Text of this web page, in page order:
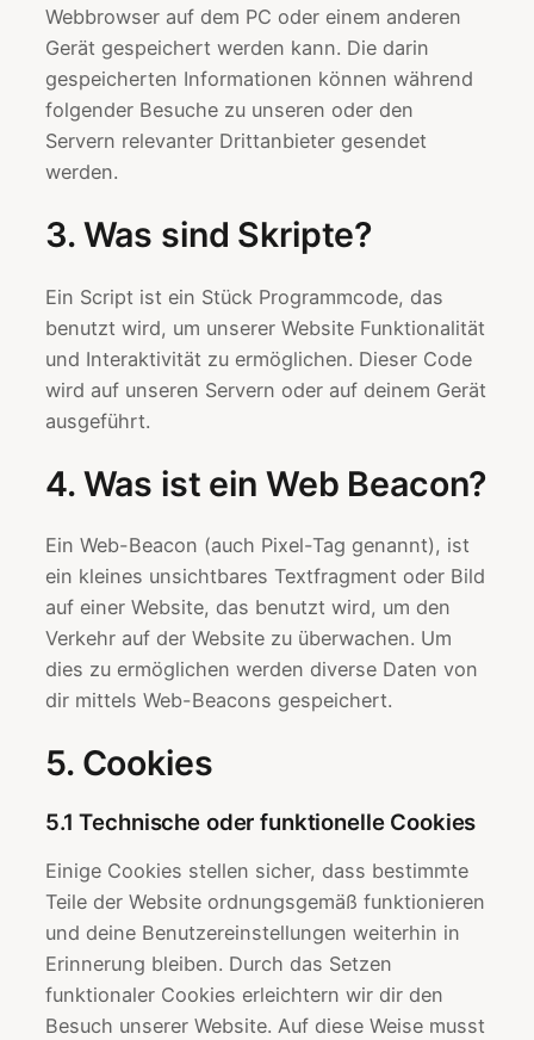
Webbrowser auf dem PC oder einem anderen
Gerät gespeichert werden kann. Die darin
gespeicherten Informationen können während
folgender Besuche zu unseren oder den
Servern relevanter Drittanbieter gesendet
werden.
3. Was sind Skripte?
Ein Script ist ein Stück Programmcode, das
benutzt wird, um unserer Website Funktionalität
und Interaktivität zu ermöglichen. Dieser Code
wird auf unseren Servern oder auf deinem Gerät
ausgeführt.
4. Was ist ein Web Beacon?
Ein Web-Beacon (auch Pixel-Tag genannt), ist
ein kleines unsichtbares Textfragment oder Bild
auf einer Website, das benutzt wird, um den
Verkehr auf der Website zu überwachen. Um
dies zu ermöglichen werden diverse Daten von
dir mittels Web-Beacons gespeichert.
5. Cookies
5.1 Technische oder funktionelle Cookies
Einige Cookies stellen sicher, dass bestimmte
Teile der Website ordnungsgemäß funktionieren
und deine Benutzereinstellungen weiterhin in
Erinnerung bleiben. Durch das Setzen
funktionaler Cookies erleichtern wir dir den
Besuch unserer Website. Auf diese Weise musst